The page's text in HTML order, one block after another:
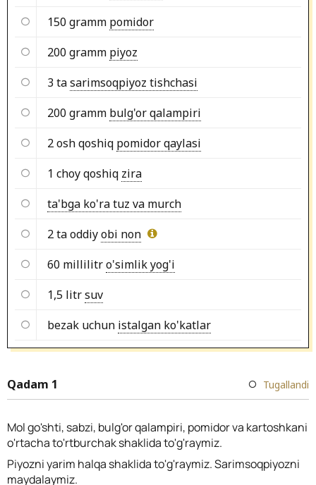
150 gramm pomidor
200 gramm piyoz
3 tasarimsoqpiyoz tishchasi
200 gramm bulg'or qalampiri
2 osh qoshiq pomidor qaylasi
1 choy qoshiq zira
ta'bga ko'ra tuz va murch
2 ta oddiyobi non
60 millilitro'simlik yog'i
1,5 litrsuv
bezak uchun istalgan ko'katlar
Qadam 1 Tugallandi
Mol go'shti, sabzi, bulg'or qalampiri, pomidor va kartoshkani
o'rtacha to'rtburchak shaklida to'g'raymiz.
Piyozni yarim halqa shaklida to'g'raymiz. Sarimsoqpiyozni
maydalaymiz.